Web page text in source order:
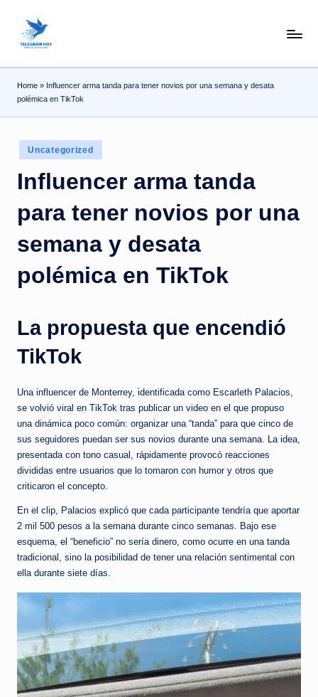
N
o
T
i
T
e
l
e
N
o
c
i
s
a
l
i
n
s
t
a
e
Home » Influencer arma tanda para tener novios por una semana y desata
polémica en TikTok
Posted
in
Uncategorized
Influencer arma tanda
para tener novios por una
semana y desata
polémica en TikTok
La propuesta que encendió
TikTok
Una influencer de Monterrey, identificada como Escarleth Palacios,
se volvió viral en TikTok tras publicar un video en el que propuso
una dinámica poco común: organizar una “tanda” para que cinco de
sus seguidores puedan ser sus novios durante una semana. La idea,
presentada con tono casual, rápidamente provocó reacciones
divididas entre usuarios que lo tomaron con humor y otros que
criticaron el concepto.
En el clip, Palacios explicó que cada participante tendría que aportar
2 mil 500 pesos a la semana durante cinco semanas. Bajo ese
esquema, el “beneficio” no sería dinero, como ocurre en una tanda
tradicional, sino la posibilidad de tener una relación sentimental con
ella durante siete días.